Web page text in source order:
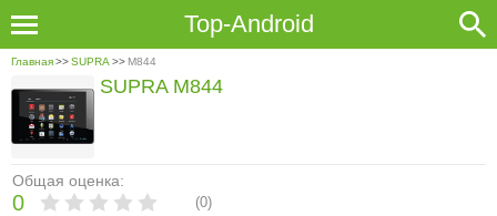
Top-Android
Главная>>SUPRA >> M844
Общая оценка:
0 (0)
SUPRA M844